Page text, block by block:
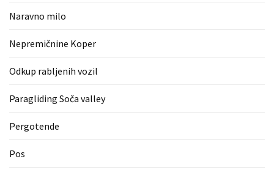
Naravno milo
Nepremičnine Koper
Odkup rabljenih vozil
Paragliding Soča valley
Pergotende
Pos